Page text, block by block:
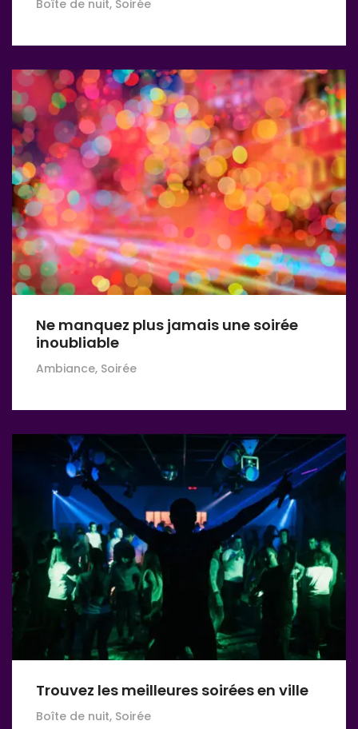
Boîte de nuit, Soirée
Ne manquez plus jamais une soirée
inoubliable
Ambiance, Soirée
Trouvez les meilleures soirées en ville
Boîte de nuit, Soirée